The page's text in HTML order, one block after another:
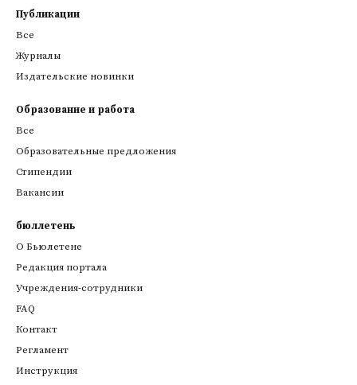
Публикации
Все
Журналы
Издательские новинки
Образование и работа
Все
Образовательные предложения
Стипендии
Вакансии
бюллетень
О Бьюлетене
Редакция портала
Учреждения-сотрудники
FAQ
Контакт
Регламент
Инструкция